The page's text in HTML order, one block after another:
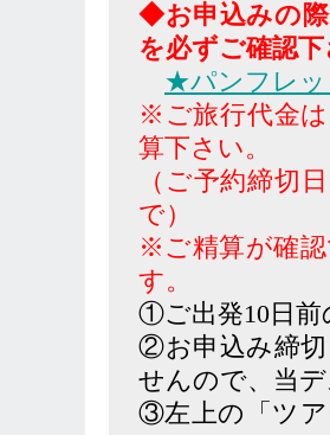
◆お申込みの際
を必ずご確認
★パンフレ
※ご旅行代金
算下さい。
（ご予約締切
で）
※ご精算が確
す。
①ご出発10日前
②お申込み締切
せんので、当
③左上の「ツア